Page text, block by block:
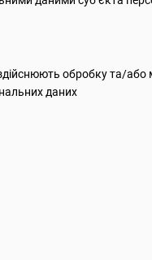
обробку та/
даних